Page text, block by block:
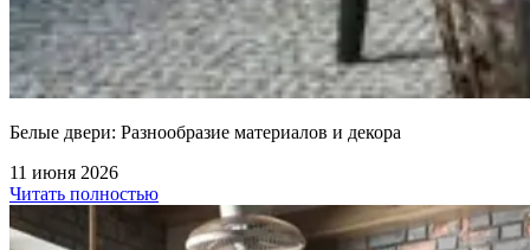
Белые двери: Разнообразие материалов и декора
11 июня 2026
Читать полностью